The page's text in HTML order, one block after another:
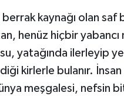
kaynağı olan saf
henüz hiçbir
yatağında ilerleyip
kirlerle bulanır.
meşgalesi, nefsin